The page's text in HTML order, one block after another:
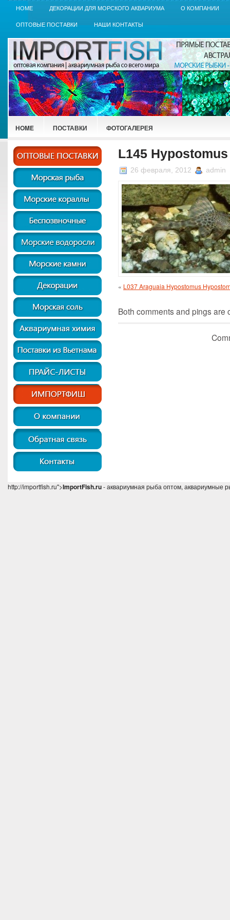
HOME ДЕКОРАЦИИ ДЛЯ МОРСКОГО АКВАРИУМА О КОМПАНИИ
ОПТОВЫЕ ПОСТАВКИ НАШИ КОНТАКТЫ
HOME ПОСТАВКИ ФОТОГАЛЕРЕЯ
L145
26 февраля, 2012 admin
« L037 Araguaia Hypostomus
Both comments and pings are
http://importfish.ru">ImportFish.ru- аквариумная рыба оптом, аквариумные